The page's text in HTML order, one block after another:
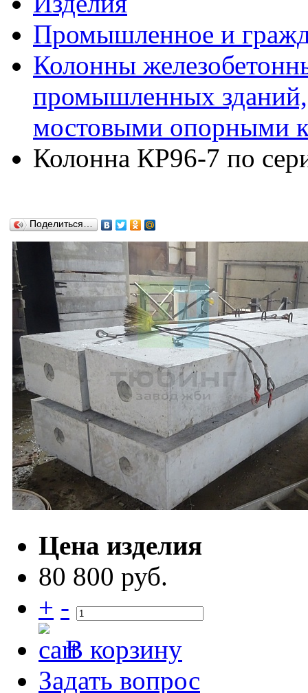
Промышленное и
Колонны
промышленных
мостовыми опорными
Колонна КР96-7 по
Поделиться…
Цена изделия
80 800 руб.
+ -
В корзину
Задать вопрос